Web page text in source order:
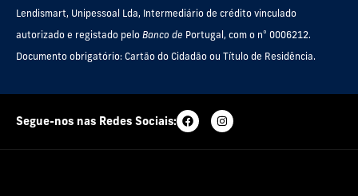
Lendismart, Unipessoal Lda, Intermediário de crédito vinculado
autorizado e registado pelo Banco de Portugal, com o nº 0006212.
Documento obrigatório: Cartão do Cidadão ou Título de Residência.
Segue-nos nas Redes Sociais: